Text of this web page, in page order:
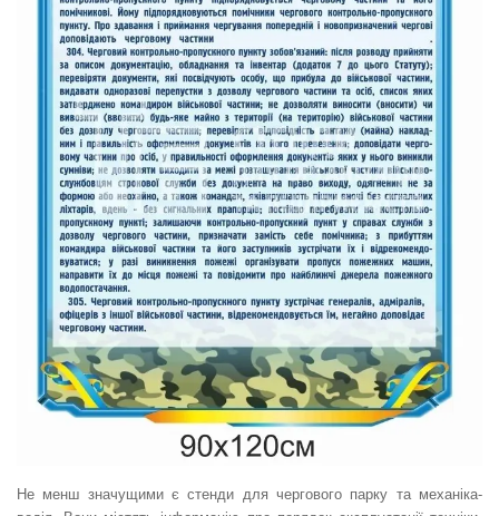
Не менш значущими є стенди для чергового парку та механіка-